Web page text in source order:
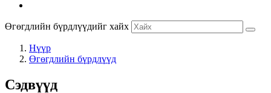
Өгөгдлийн бүрдлүүдийг хайх
Нүүр
Өгөгдлийн бүрдлүүд
Сэдвүүд